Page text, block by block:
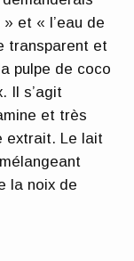
et « l’eau de
transparent et
pulpe de coco
Il s’agit
et très
extrait. Le lait
la noix de